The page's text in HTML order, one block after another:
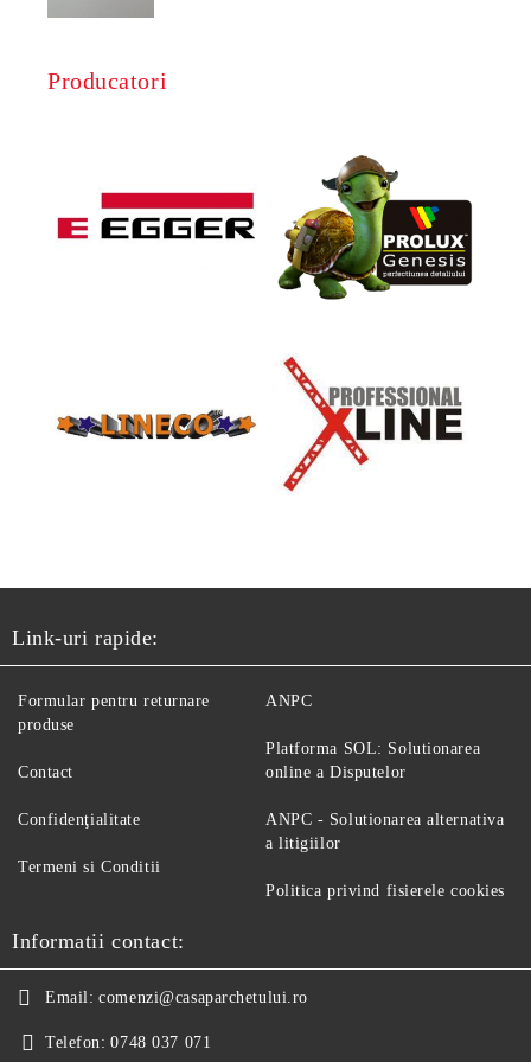
Producatori
Link-uri rapide:
Formular pentru returnare
produse
Contact
Confidenţialitate
Termeni si Conditii
ANPC
Platforma SOL: Solutionarea
online a Disputelor
ANPC - Solutionarea alternativa
a litigiilor
Politica privind fisierele cookies
Informatii contact:
Email: comenzi@casaparchetului.ro
Telefon: 0748 037 071